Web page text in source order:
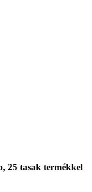
25 tasak termékkel